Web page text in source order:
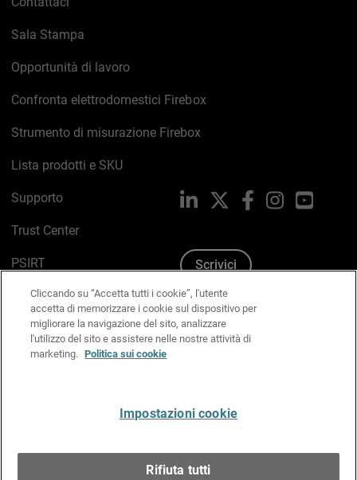
Sala Stampa
Opportunità di lavoro
Confronta elettrodomestici Firebox
Strumento di misurazione Firebox
Lista prodotti e SKU
Supporto
Trust Center
PSIRT
Politica sui cookie
Informativa sulla privacy
Kit Media & Brand
LinkedIn FacebookInstagram
Scrivici
Cliccando su “Accetta tutti i cookie”, l'utente
accetta di memorizzare i cookie sul dispositivo per
migliorare la navigazione del sito, analizzare
l'utilizzo del sito e assistere nelle nostre attività di
marketing. Politica sui cookie
Impostazioni cookie
Rifiuta tutti